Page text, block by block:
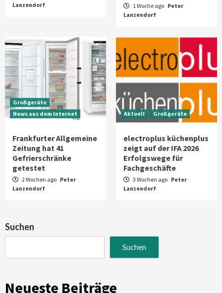
Lanzendorf
1 Woche ago Peter
Lanzendorf
Großgeräte
News aus dem Internet
Frankfurter Allgemeine
Zeitung hat 41
Gefrierschränke
getestet
2 Wochen ago Peter
Lanzendorf
Aktuell Großgeräte
electroplus küchenplus
zeigt auf der IFA 2026
Erfolgswege für
Fachgeschäfte
3 Wochen ago Peter
Lanzendorf
Suchen
Suchen
Neueste Beiträge